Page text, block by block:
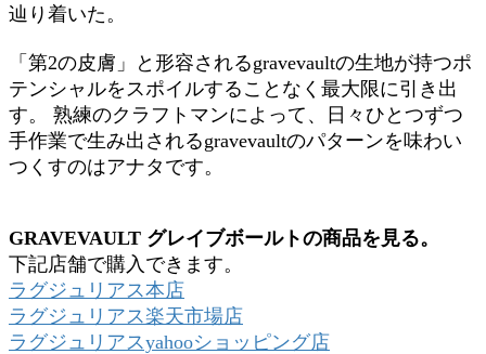
辿り着いた。
「第2の皮膚」と形容されるgravevaultの生地が持つポ
テンシャルをスポイルすることなく最大限に引き出
す。 熟練のクラフトマンによって、日々ひとつずつ
手作業で生み出されるgravevaultのパターンを味わい
つくすのはアナタです。
GRAVEVAULT グレイブボールトの商品を見る。
下記店舗で購入できます。
ラグジュリアス本店
ラグジュリアス楽天市場店
ラグジュリアスyahooショッピング店